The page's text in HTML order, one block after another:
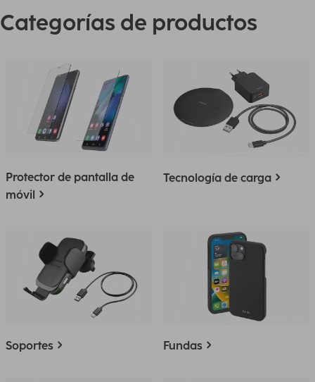
Categorías de productos
Protector de pantalla de
móvil
Tecnología de carga
Soportes Fundas